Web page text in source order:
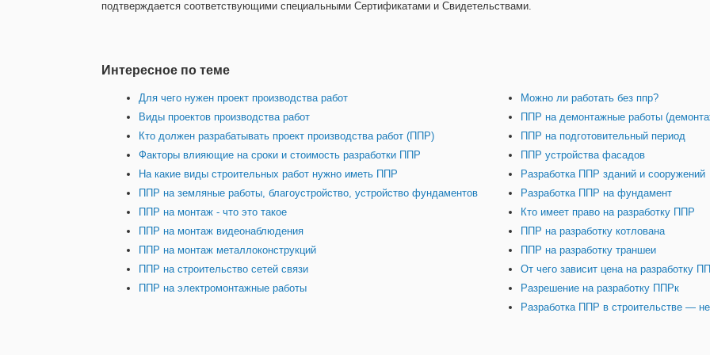
подтверждается соответствующими специальными Сертификатами и Свидетельствами.
Интересное по теме
Для чего нужен проект производства работ
Виды проектов производства работ
Кто должен разрабатывать проект производства работ (ППР)
Факторы влияющие на сроки и стоимость разработки ППР
На какие виды строительных работ нужно иметь ППР
ППР на земляные работы, благоустройство, устройство фундаментов
ППР на монтаж - что это такое
ППР на монтаж видеонаблюдения
ППР на монтаж металлоконструкций
ППР на строительство сетей связи
ППР на электромонтажные работы
Можно ли работать без ппр?
ППР на демонтажные работы
ППР на подготовительный период
ППР устройства фасадов
Разработка ППР зданий и сооружений
Разработка ППР на фундамент
Кто имеет право на разработку ППР
ППР на разработку котлована
ППР на разработку траншеи
От чего зависит цена на разработку
Разрешение на разработку ППРк
Разработка ППР в строительстве —